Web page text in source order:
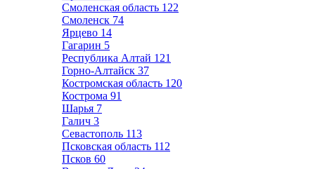
Смоленская область 122
Смоленск 74
Ярцево 14
Гагарин 5
Республика Алтай 121
Горно-Алтайск 37
Костромская область 120
Кострома 91
Шарья 7
Галич 3
Севастополь 113
Псковская область 112
Псков 60